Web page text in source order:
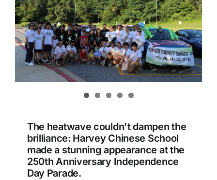
Discover Community
News Room
Registration System
ZH
The heatwave couldn't dampen the
brilliance: Harvey Chinese School
made a stunning appearance at the
250th Anniversary Independence
Day Parade.